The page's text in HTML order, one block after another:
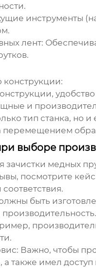
инструменты
лент:
конструкции:
и
тип станка, но
перемещением
выборе
зачистки медных
посмотрите
быть
Важно, чтобы
также имел